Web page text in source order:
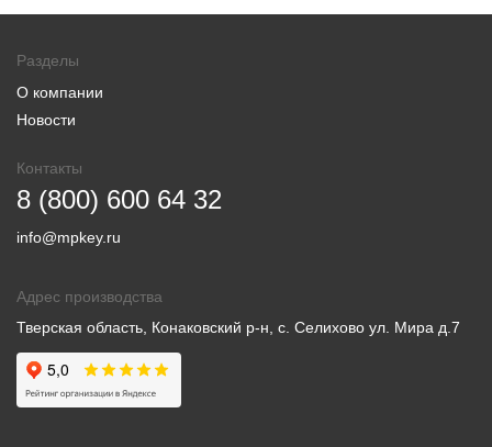
Разделы
О компании
Новости
Контакты
8 (800) 600 64 32
info@mpkey.ru
Адрес производства
Тверская область, Конаковский р-н, с. Селихово ул. Мира д.7